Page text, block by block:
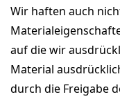
Wir haften auch
auf die wir
Material
durch die Freigabe